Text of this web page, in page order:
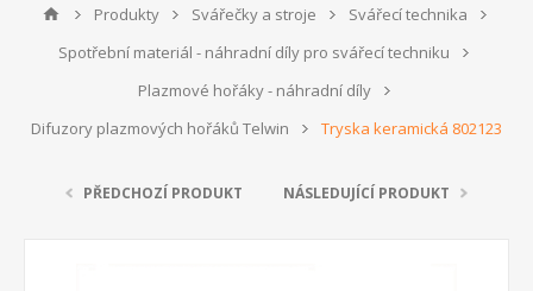
Produkty Svářečky a stroje
Svářecí technika
Spotřební materiál - náhradní díly pro svářecí techniku
Plazmové hořáky - náhradní díly
Difuzory plazmových hořáků Telwin
Tryska keramická 802123
PŘEDCHOZÍ PRODUKT NÁSLEDUJÍCÍ PRODUKT